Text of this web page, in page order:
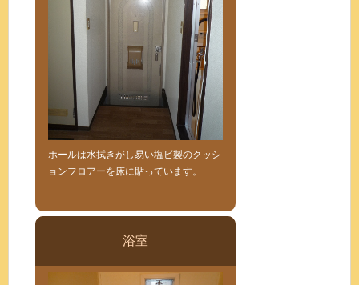
ホールは水拭きがし易い塩ビ製のクッシ
ョンフロアーを床に貼っています。
浴室